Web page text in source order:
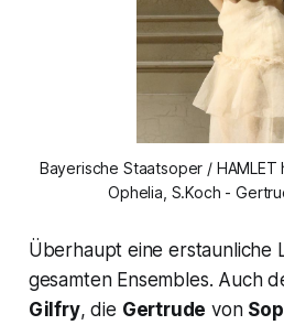
Bayerische Staatsoper /
Ophelia, S.Koch -
Überhaupt eine erstaunliche
gesamten Ensembles. Auch
Gilfry, die Gertrude von